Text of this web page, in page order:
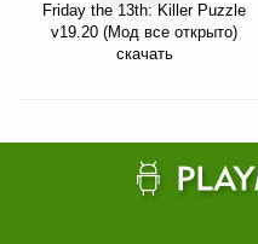
Friday the 13th: Killer Puzzle
v19.20 (Мод все открыто)
скачать